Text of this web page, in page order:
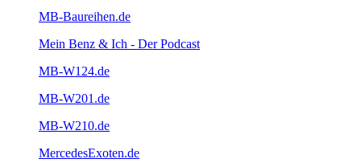
MB-Baureihen.de
Mein Benz & Ich - Der Podcast
MB-W124.de
MB-W201.de
MB-W210.de
MercedesExoten.de